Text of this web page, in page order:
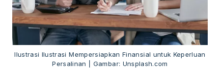
Ilustrasi Ilustrasi Mempersiapkan Finansial untuk Keperluan
Persalinan | Gambar: Unsplash.com